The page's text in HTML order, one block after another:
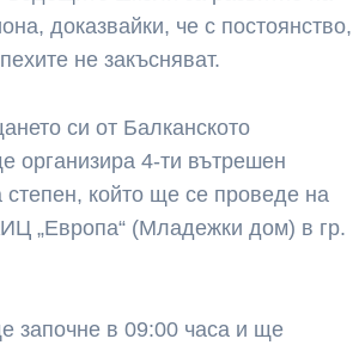
доказвайки, че с постоянство,
не закъсняват.
си от Балканското
организира 4-ти вътрешен
който ще се проведе на
„Европа“ (Младежки дом) в гр.
започне в 09:00 часа и ще